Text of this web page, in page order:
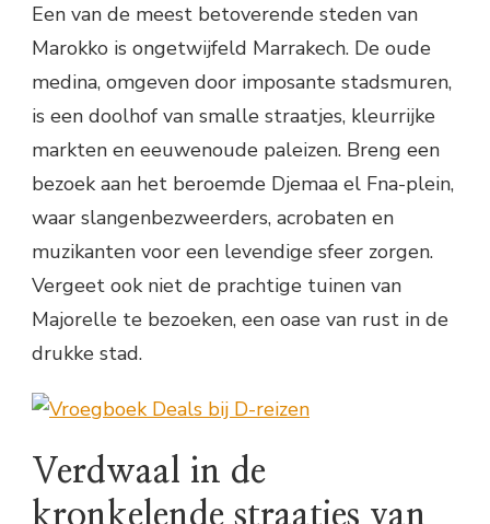
Een van de meest betoverende steden van
Marokko is ongetwijfeld Marrakech. De oude
medina, omgeven door imposante stadsmuren,
is een doolhof van smalle straatjes, kleurrijke
markten en eeuwenoude paleizen. Breng een
bezoek aan het beroemde Djemaa el Fna-plein,
waar slangenbezweerders, acrobaten en
muzikanten voor een levendige sfeer zorgen.
Vergeet ook niet de prachtige tuinen van
Majorelle te bezoeken, een oase van rust in de
drukke stad.
Verdwaal in de
kronkelende straatjes van